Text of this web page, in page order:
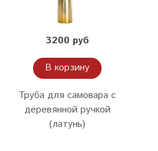
3200 руб
В корзину
Труба для самовара с
деревянной ручкой
(латунь)